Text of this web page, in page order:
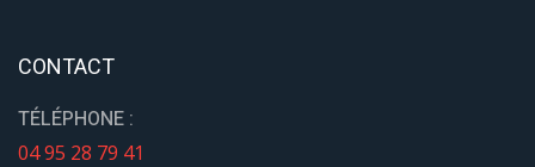
CONTACT
TÉLÉPHONE :
04 95 28 79 41